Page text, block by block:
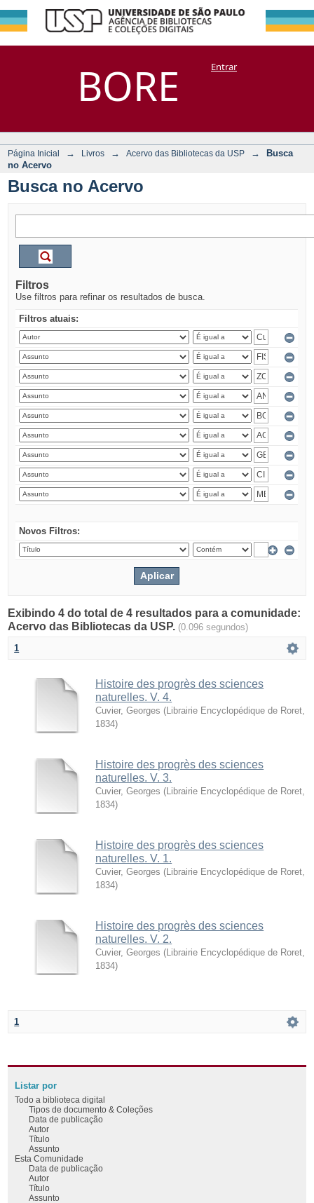
BORE
Busca no Acervo
DSpace/Manakin + CoriscoEntrar
Página Inicial → Livros → Acervo das Bibliotecas da USP →
Busca
no Acervo
Busca no Acervo
Filtros
Use filtros para refinar os resultados de busca.
Filtros atuais:
Novos Filtros:
Exibindo 4 do total de 4 resultados para a comunidade:
Acervo das Bibliotecas da USP. (0.096 segundos)
1
Histoire des progrès des sciences
naturelles. V. 4.
Cuvier, Georges ( Librairie Encyclopédique de Roret
1834)
Histoire des progrès des sciences
naturelles. V. 3.
Cuvier, Georges ( Librairie Encyclopédique de Roret
1834)
Histoire des progrès des sciences
naturelles. V. 1.
Cuvier, Georges ( Librairie Encyclopédique de Roret
1834)
Histoire des progrès des sciences
naturelles. V. 2.
Cuvier, Georges ( Librairie Encyclopédique de Roret
1834)
1
Listar por
Todo a biblioteca digital
Tipos de documento & Coleções
Data de publicação
Autor
Título
Assunto
Esta Comunidade
Data de publicação
Autor
Título
Assunto